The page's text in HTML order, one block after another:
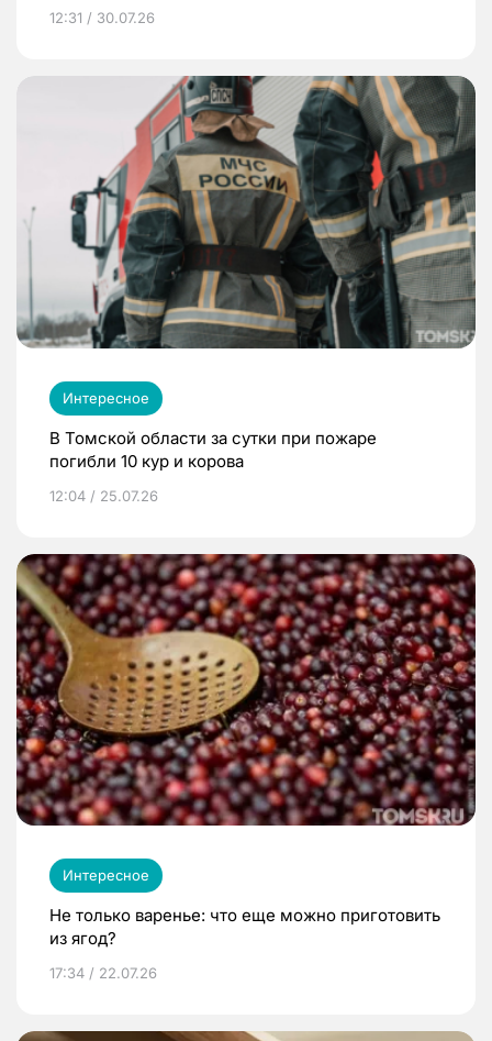
12:31 / 30.07.26
Интересное
В Томской области за сутки при пожаре
погибли 10 кур и корова
12:04 / 25.07.26
Интересное
Не только варенье: что еще можно приготовить
из ягод?
17:34 / 22.07.26